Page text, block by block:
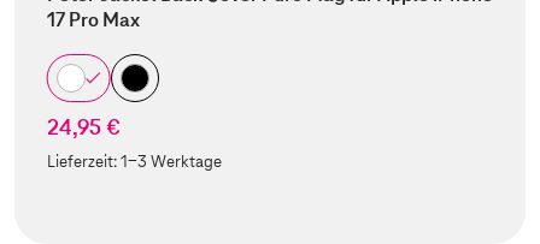
17 Pro Max
24,95 €
Lieferzeit:1-3 Werktage